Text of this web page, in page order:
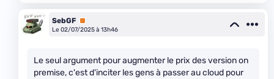
SebGF Premium
Le 02/07/2025 à 13h46
Le seul argument pour augmenter le prix des version on
premise, c'est d'inciter les gens à passer au cloud pour